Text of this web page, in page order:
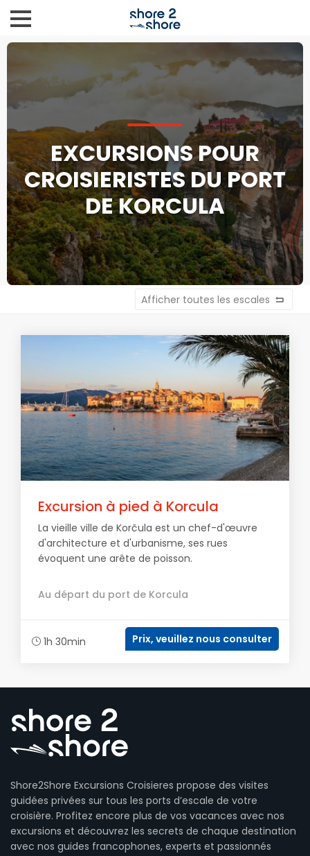
EXCURSIONS POUR
CROISIERISTES DU PORT
DE KORCULA
Afficher toutes les escales
Excursion à pied à Korcula
La vieille ville de Korčula est un chef-d'œuvre
d'architecture et d'urbanisme, ses rues
évoquent une arête de poisson.
Au départ du port de Korcula
1h 30min Prix, veuillez nous consulter
Shore2Shore Excursions Croisieres propose des visites
guidées privées sur tous les ports d’escale de votre
croisière. Profitez encore plus de vos vacances avec nos
excursions et découvrez les secrets de chaque destination
avec nos guides francophones, experts et passionnés